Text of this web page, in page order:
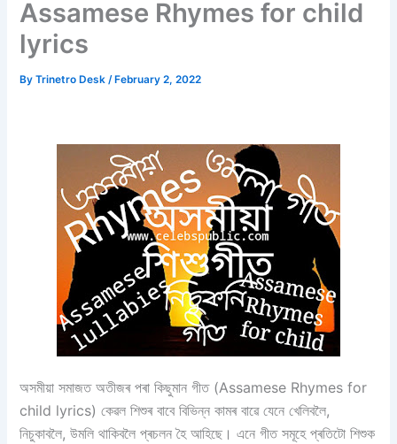
Assamese Rhymes for child
lyrics
ByTrinetro Desk/ February 2, 2022
অসমীয়া সমাজত অতীজৰ পৰা কিছুমান গীত (Assamese Rhymes for
child lyrics) কেৱল শিশুৰ বাবে বিভিন্ন কামৰ বাৱে যেনে খেলিবলৈ,
নিচুকাবলৈ, উমলি থাকিবলৈ প্ৰচলন হৈ আহিছে। এনে গীত সমূহে প্ৰতিটো শিশুক